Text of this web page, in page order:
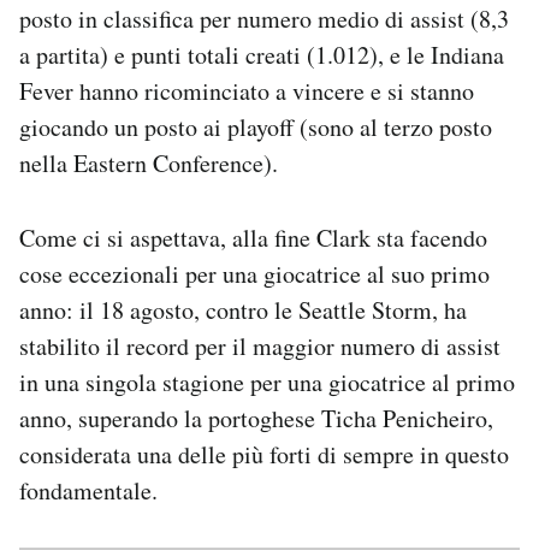
posto in classifica per numero medio di assist (8,3
a partita) e punti totali creati (1.012), e le Indiana
Fever hanno ricominciato a vincere e si stanno
giocando un posto ai playoff (sono al terzo posto
nella Eastern Conference).
Come ci si aspettava, alla fine Clark sta facendo
cose eccezionali per una giocatrice al suo primo
anno: il 18 agosto, contro le Seattle Storm, ha
stabilito il record per il maggior numero di assist
in una singola stagione per una giocatrice al primo
anno, superando la portoghese Ticha Penicheiro,
considerata una delle più forti di sempre in questo
fondamentale.